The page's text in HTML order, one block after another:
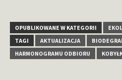
OPUBLIKOWANE W KATEGORII
TAGI
AKTUALIZACJA
HARMONOGRAMU ODBIORU